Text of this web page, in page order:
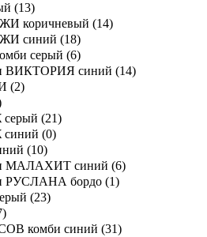
(13)
коричневый (14)
синий (18)
серый (6)
ВИКТОРИЯ синий (14)
(2)
(21)
(0)
(10)
МАЛАХИТ синий (6)
РУСЛАНА бордо (1)
(23)
)
комби синий (31)